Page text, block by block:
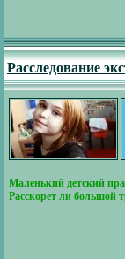
Расследование
Маленький детский
Расскорет ли большой